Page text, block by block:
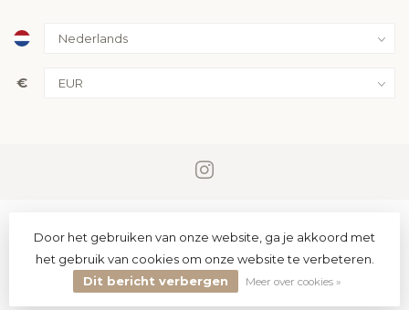
€
© Copyright 2026 PremiumLED
Door het gebruiken van onze website, ga je akkoord met
het gebruik van cookies om onze website te verbeteren.
Dit bericht verbergen
Meer over cookies »